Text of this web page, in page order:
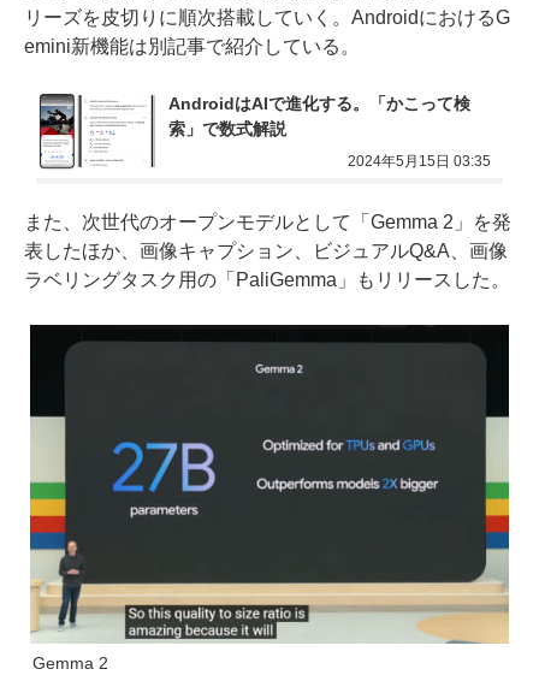
リーズを皮切りに順次搭載していく。AndroidにおけるG
emini新機能は別記事で紹介している。
AndroidはAIで進化する。「かこって検
索」で数式解説
2024年5月15日 03:35
また、次世代のオープンモデルとして「Gemma 2」を発
表したほか、画像キャプション、ビジュアルQ&A、画像
ラベリングタスク用の「PaliGemma」もリリースした。
Gemma 2